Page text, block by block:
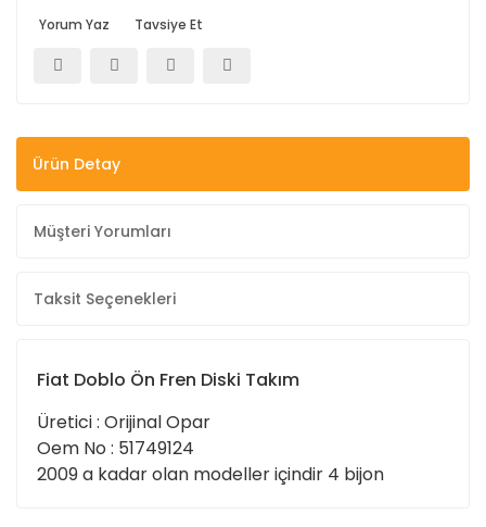
Yorum Yaz Tavsiye Et
Ürün Detay
Müşteri Yorumları
Taksit Seçenekleri
Fiat Doblo Ön Fren Diski Takım
Üretici : Orijinal Opar
Oem No : 51749124
2009 a kadar olan modeller içindir 4 bijon